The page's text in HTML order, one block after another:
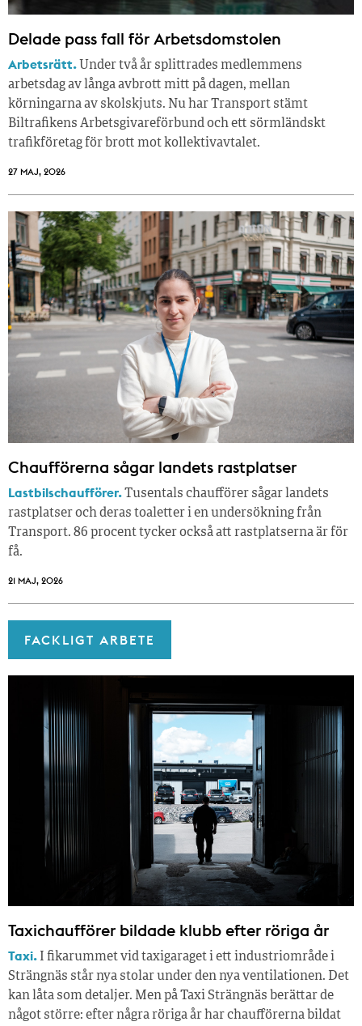
Delade pass fall för Arbetsdomstolen
Arbetsrätt. Under två år splittrades medlemmens
arbetsdag av långa avbrott mitt på dagen, mellan
körningarna av skolskjuts. Nu har Transport stämt
Biltrafikens Arbetsgivareförbund och ett sörmländskt
trafikföretag för brott mot kollektivavtalet.
27 MAJ, 2026
Chaufförerna sågar landets rastplatser
Lastbilschaufförer.Tusentals chaufförer sågar landets
rastplatser och deras toaletter i en undersökning från
Transport. 86 procent tycker också att rastplatserna är för
få.
21 MAJ, 2026
FACKLIGT ARBETE
Taxichaufförer bildade klubb efter röriga år
Taxi. I fikarummet vid taxigaraget i ett industriområde i
Strängnäs står nya stolar under den nya ventilationen. Det
kan låta som detaljer. Men på Taxi Strängnäs berättar de
något större: efter några röriga år har chaufförerna bildat